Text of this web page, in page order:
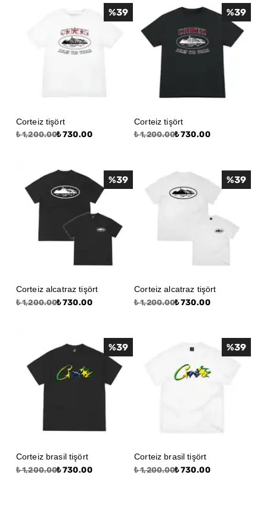
Corteiz tişört
₺ 1,200.00₺ 730.00
%39
Corteiz tişört
₺ 1,200.00₺ 730.00
%39
Corteiz alcatraz tişört
₺ 1,200.00₺ 730.00
%39
Corteiz alcatraz tişört
₺ 1,200.00₺ 730.00
%39
Corteiz brasil tişört
₺ 1,200.00₺ 730.00
%39
Corteiz brasil tişört
₺ 1,200.00₺ 730.00
%39